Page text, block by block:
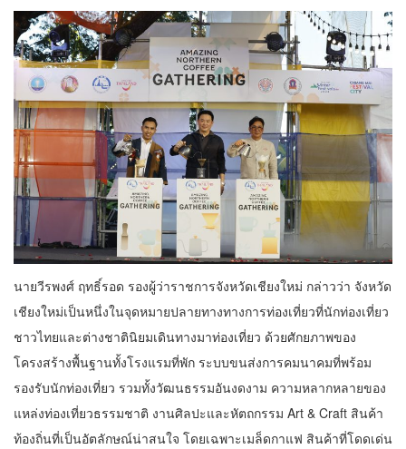
นายวีรพงศ์ ฤทธิ์รอด รองผู้ว่าราชการจังหวัดเชียงใหม่ กล่าวว่า จังหวัด
เชียงใหม่เป็นหนึ่งในจุดหมายปลายทางทางการท่องเที่ยวที่นักท่องเที่ยว
ชาวไทยและต่างชาตินิยมเดินทางมาท่องเที่ยว ด้วยศักยภาพของ
โครงสร้างพื้นฐานทั้งโรงแรมที่พัก ระบบขนส่งการคมนาคมที่พร้อม
รองรับนักท่องเที่ยว รวมทั้งวัฒนธรรมอันงดงาม ความหลากหลายของ
แหล่งท่องเที่ยวธรรมชาติ งานศิลปะและหัตถกรรม Art & Craft สินค้า
ท้องถิ่นที่เป็นอัตลักษณ์น่าสนใจ โดยเฉพาะเมล็ดกาแฟ สินค้าที่โดดเด่น